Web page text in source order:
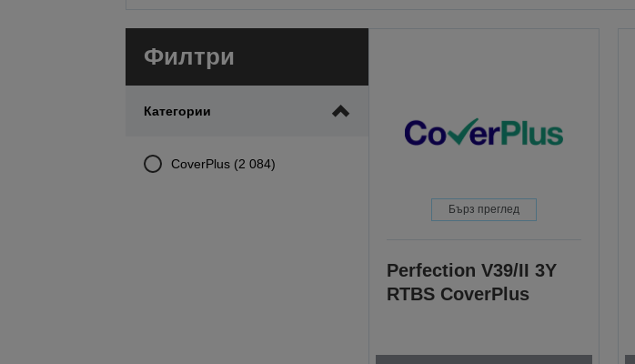
Филтри
Категории
CoverPlus (2 084)
Бърз преглед
Perfection V39/II 3Y
RTBS CoverPlus